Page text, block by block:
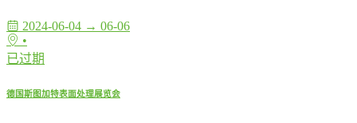
2024-06-04 → 06-06
•
已过期
德国斯图加特表面处理展览会